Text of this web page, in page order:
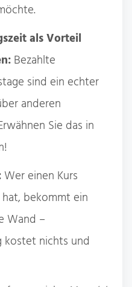
als Vorteil
Bezahlte
sind ein echter
anderen
Sie das in
Wer einen Kurs
bekommt ein
Wand –
kostet nichts und